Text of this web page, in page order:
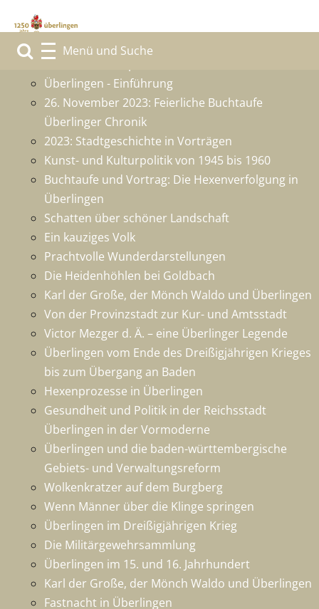
1250 Jahre Überlingen
Grußwort des Sponsors
Überlingen - Einführung
26. November 2023: Feierliche Buchtaufe
Überlinger Chronik
2023: Stadtgeschichte in Vorträgen
Kunst- und Kulturpolitik von 1945 bis 1960
Buchtaufe und Vortrag: Die Hexenverfolgung in
Überlingen
Schatten über schöner Landschaft
Ein kauziges Volk
Prachtvolle Wunderdarstellungen
Die Heidenhöhlen bei Goldbach
Karl der Große, der Mönch Waldo und Überlingen
Von der Provinzstadt zur Kur- und Amtsstadt
Victor Mezger d. Ä. – eine Überlinger Legende
Überlingen vom Ende des Dreißigjährigen Krieges
bis zum Übergang an Baden
Hexenprozesse in Überlingen
Gesundheit und Politik in der Reichsstadt
Überlingen in der Vormoderne
Überlingen und die baden-württembergische
Gebiets- und Verwaltungsreform
Wolkenkratzer auf dem Burgberg
Wenn Männer über die Klinge springen
Überlingen im Dreißigjährigen Krieg
Die Militärgewehrsammlung
Überlingen im 15. und 16. Jahrhundert
Karl der Große, der Mönch Waldo und Überlingen
Fastnacht in Überlingen